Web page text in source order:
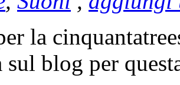
la
sul blog per